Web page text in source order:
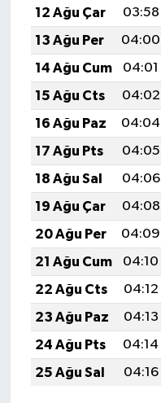
12 Ağu Çar
03:58
13 Ağu Per
04:00
14 Ağu Cum
04:01
15 Ağu Cts
04:02
16 Ağu Paz
04:04
17 Ağu Pts
04:05
18 Ağu Sal
04:06
19 Ağu Çar
04:08
20 Ağu Per
04:09
21 Ağu Cum
04:10
22 Ağu Cts
04:12
23 Ağu Paz
04:13
24 Ağu Pts
04:14
25 Ağu Sal
04:16